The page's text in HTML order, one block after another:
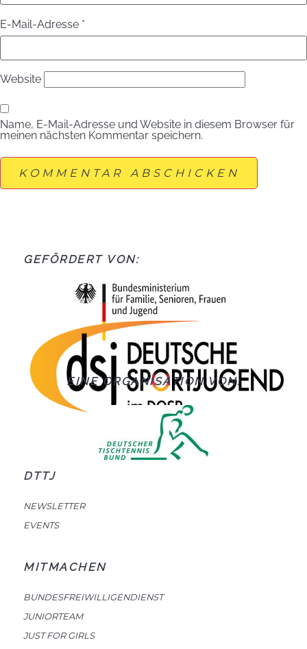
E-Mail-Adresse *
Website
Name, E-Mail-Adresse und Website in diesem Browser für
meinen nächsten Kommentar speichern.
GEFÖRDERT VON:
EINE ORGANISATION VON:
DTTJ
NEWSLETTER
EVENTS
MITMACHEN
BUNDESFREIWILLIGENDIENST
JUNIORTEAM
JUST FOR GIRLS